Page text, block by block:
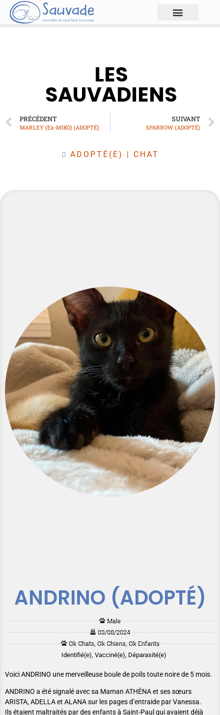
LES
SAUVADIENS
PRÉCÉDENT
MARLEY (Ex-MIKO) (ADOPTÉ)
SUIVANT
SPARROW (ADOPTÉ)
ADOPTÉ(E) | CHAT
ANDRINO (ADOPTÉ)
Male
03/08/2024
Ok Chats, Ok Chiens, Ok Enfants
Identifié(e), Vacciné(e), Déparasité(e)
Voici ANDRINO une merveilleuse boule de poils toute noire de 5 mois.
ANDRINO a été signalé avec sa Maman ATHÉNA et ses sœurs
ARISTA, ADELLA et ALANA sur les pages d’entraide par Vanessa.
Ils étaient maltraités par des enfants à Saint-Paul qui avaient déjà